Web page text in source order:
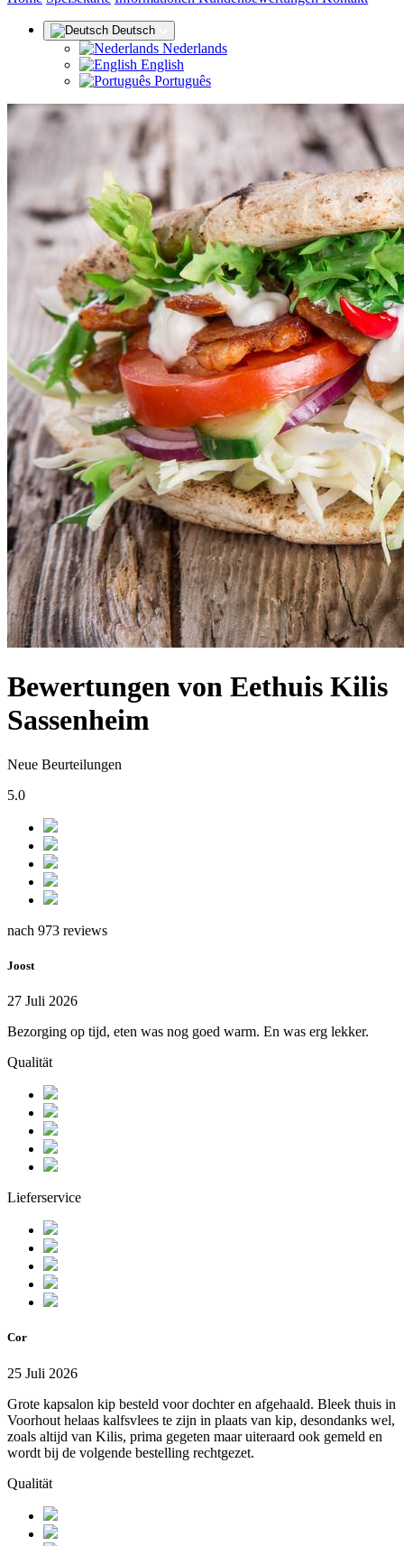
Deutsch
Nederlands
English
Português
Bewertungen von Eethuis Kilis
Sassenheim
Neue Beurteilungen
5.0
nach 973 reviews
Joost
27 Juli 2026
Bezorging op tijd, eten was nog goed warm. En was erg lekker.
Qualität
Lieferservice
Cor
25 Juli 2026
Grote kapsalon kip besteld voor dochter en afgehaald. Bleek thuis in
Voorhout helaas kalfsvlees te zijn in plaats van kip, desondanks wel,
zoals altijd van Kilis, prima gegeten maar uiteraard ook gemeld en
wordt bij de volgende bestelling rechtgezet.
Qualität